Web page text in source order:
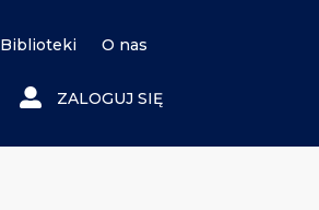
Biblioteki O nas
ZALOGUJ SIĘ